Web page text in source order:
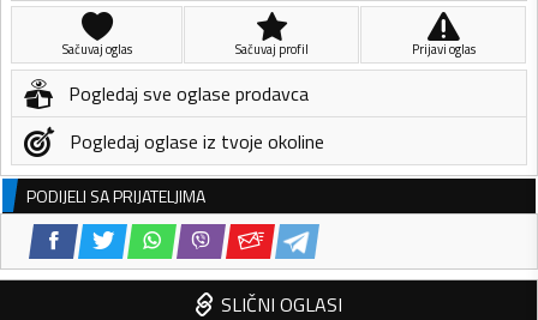
Sačuvaj oglas Sačuvaj profil Prijavi oglas
Pogledaj sve oglase prodavca
Pogledaj oglase iz tvoje okoline
PODIJELI SA PRIJATELJIMA
SLIČNI OGLASI